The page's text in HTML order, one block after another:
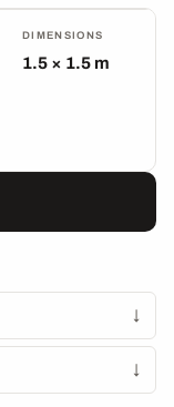
DIMENSIONS
1.5 × 1.5 m
↓
↓